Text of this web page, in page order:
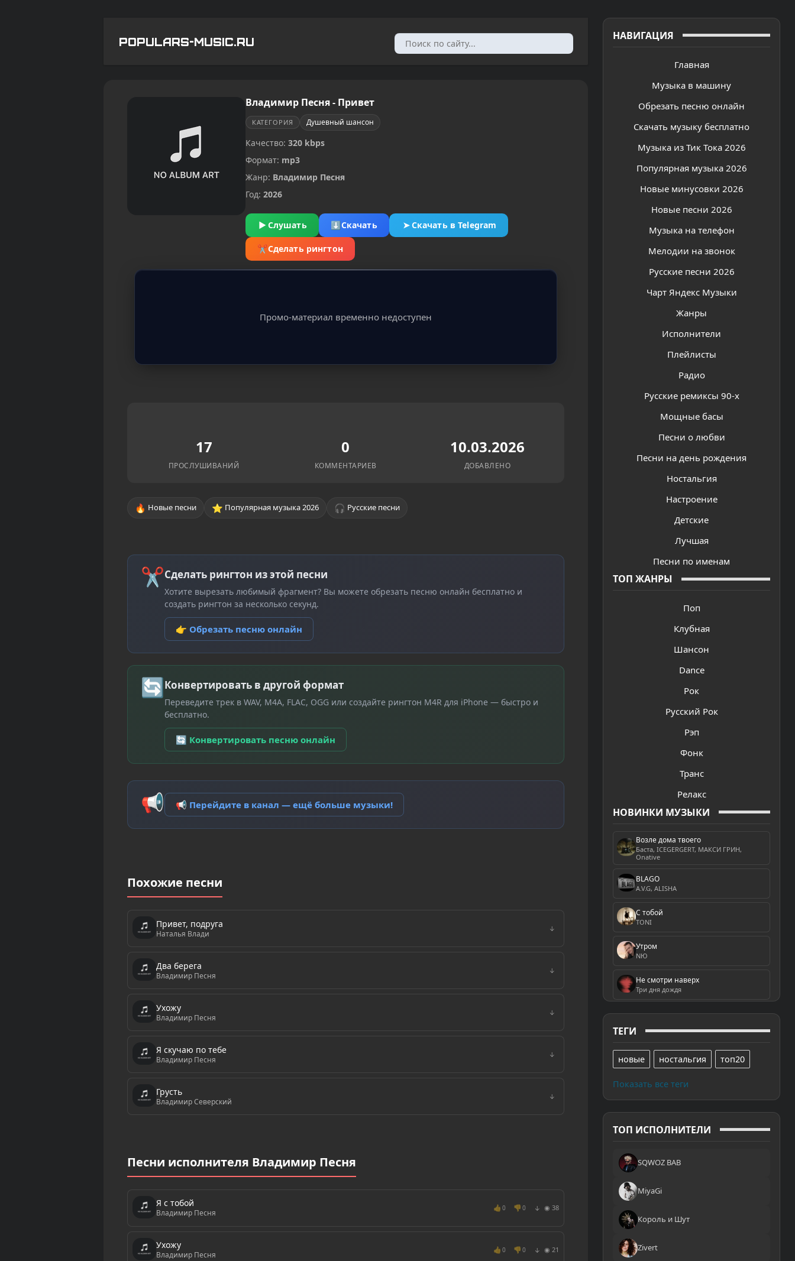
POPULARS-MUSIC.RU НАВИГАЦИЯ
Главная
Музыка в машину
Обрезать песню онлайн
Скачать музыку бесплатно
Музыка из Тик Тока 2026
Популярная музыка 2026
Новые минусовки 2026
Новые песни 2026
Музыка на телефон
Мелодии на звонок
Русские песни 2026
Чарт Яндекс Музыки
Жанры
Исполнители
Плейлисты
Радио
Русские ремиксы 90-х
Мощные басы
Песни о любви
Песни на день рождения
Ностальгия
Настроение
Детские
Лучшая
Песни по именам
ТОП ЖАНРЫ
Поп
Клубная
Шансон
Dance
Рок
Русский Рок
Рэп
Фонк
Транс
Релакс
НОВИНКИ МУЗЫКИ
Возле дома твоего
Баста, ICEGERGERT, МАКСИ ГРИН,
Onative
BLAGO
A.V.G, ALISHA
С тобой
TONI
Утром
NЮ
Не смотри наверх
Три дня дождя
ТЕГИ
новые ностальгия топ20
Показать все теги
ТОП ИСПОЛНИТЕЛИ
SQWOZ BAB
MiyaGi
Король и Шут
Zivert
Владимир Песня - Привет
КАТЕГОРИЯ Душевный шансон
Качество: 320 kbps
Формат: mp3
Жанр: Владимир Песня
Год: 2026
▶ Слушать ⬇Скачать ➤Скачать в Telegram
✂Сделать рингтон
Промо-материал временно недоступен
17
ПРОСЛУШИВАНИЙ
0
КОММЕНТАРИЕВ
10.03.2026
ДОБАВЛЕНО
🔥 Новые песни ⭐ Популярная музыка 2026 🎧 Русские песни
✂Сделать рингтон из этой песни
Хотите вырезать любимый фрагмент? Вы можете обрезать песню онлайн бесплатно и
создать рингтон за несколько секунд.
👉 Обрезать песню онлайн
🔄Конвертировать в другой формат
Переведите трек в WAV, M4A, FLAC, OGG или создайте рингтон M4R для iPhone — быстро и
бесплатно.
🔄 Конвертировать песню онлайн
📢 📢 Перейдите в канал — ещё больше музыки!
Похожие песни
Привет, подруга
Наталья Влади ↓
Два берега
Владимир Песня ↓
Ухожу
Владимир Песня ↓
Я cкучаю по тебе
Владимир Песня ↓
Грусть
Владимир Северский ↓
Песни исполнителя Владимир Песня
Я с тобой
Владимир Песня
👍 0 👎 0 ↓ ◉ 38
Ухожу
Владимир Песня
👍 0 👎 0 ↓ ◉ 21